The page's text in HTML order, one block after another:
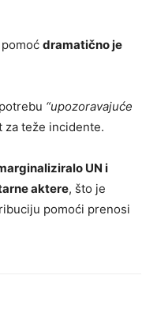
dramatično je
“upozoravajuće
za teže incidente.
UN i
aktere, što je
pomoći prenosi